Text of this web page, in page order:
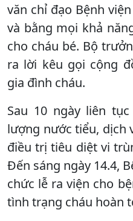
văn chỉ đạo Bệnh
và bằng mọi khả
cho cháu bé. Bộ
ra lời kêu gọi cộng
gia đình cháu.
Sau 10 ngày liên
lượng nước tiểu, dịch
điều trị tiêu diệt vi
Đến sáng ngày 14.4,
chức lễ ra viện cho
tình trạng cháu hoàn